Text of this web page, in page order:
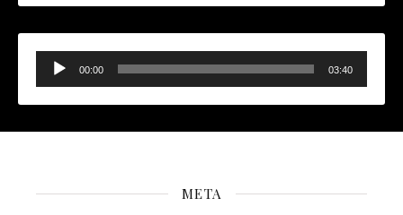
Audio
Player
00:00 03:40
META